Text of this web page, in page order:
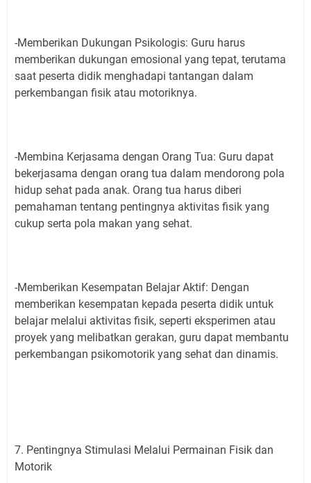
-Memberikan Dukungan Psikologis: Guru harus
memberikan dukungan emosional yang tepat, terutama
saat peserta didik menghadapi tantangan dalam
perkembangan fisik atau motoriknya.
-Membina Kerjasama dengan Orang Tua: Guru dapat
bekerjasama dengan orang tua dalam mendorong pola
hidup sehat pada anak. Orang tua harus diberi
pemahaman tentang pentingnya aktivitas fisik yang
cukup serta pola makan yang sehat.
-Memberikan Kesempatan Belajar Aktif: Dengan
memberikan kesempatan kepada peserta didik untuk
belajar melalui aktivitas fisik, seperti eksperimen atau
proyek yang melibatkan gerakan, guru dapat membantu
perkembangan psikomotorik yang sehat dan dinamis.
7. Pentingnya Stimulasi Melalui Permainan Fisik dan
Motorik